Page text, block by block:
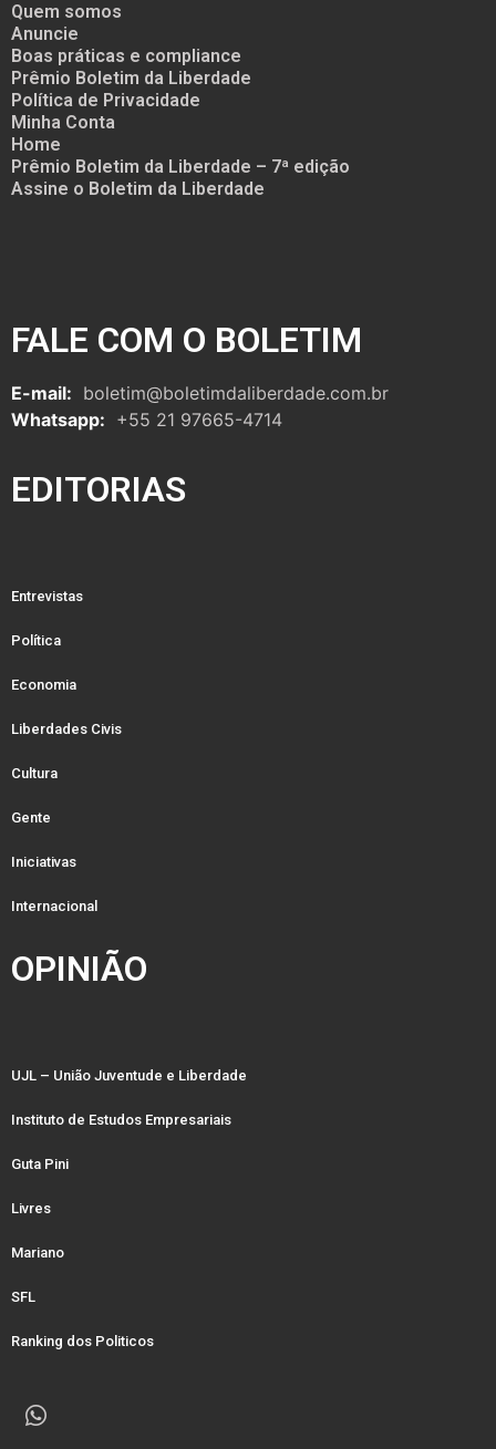
Quem somos
Anuncie
Boas práticas e compliance
Prêmio Boletim da Liberdade
Política de Privacidade
Minha Conta
Home
Prêmio Boletim da Liberdade – 7ª edição
Assine o Boletim da Liberdade
FALE COM O BOLETIM
E-mail: boletim@boletimdaliberdade.com.br
Whatsapp: +55 21 97665-4714
EDITORIAS
Entrevistas
Política
Economia
Liberdades Civis
Cultura
Gente
Iniciativas
Internacional
OPINIÃO
UJL – União Juventude e Liberdade
Instituto de Estudos Empresariais
Guta Pini
Livres
Mariano
SFL
Ranking dos Politicos